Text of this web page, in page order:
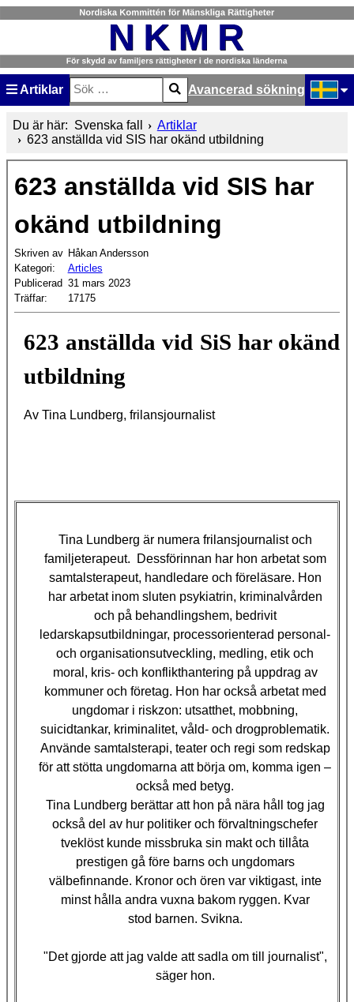
Artiklar
Sök
Type 2 or more characters for results.
Avancerad sökning
Du är här: Svenska fall
Artiklar
623 anställda vid SIS har okänd utbildning
623 anställda vid SIS har
okänd utbildning
Skriven av Håkan Andersson
Kategori:
Articles
Publicerad 31 mars 2023
Träffar:
17175
623 anställda vid SiS har okänd
utbildning
Av Tina Lundberg, frilansjournalist
Tina Lundberg är numera frilansjournalist och
familjeterapeut.
Dessförinnan har hon arbetat som
samtalsterapeut, handledare och föreläsare. Hon
har arbetat inom sluten psykiatrin, kriminalvården
och på behandlingshem, bedrivit
ledarskapsutbildningar, processorienterad personal-
och organisationsutveckling, medling, etik och
moral, kris- och konflikthantering på uppdrag av
kommuner och företag. Hon har också arbetat med
ungdomar i riskzon: utsatthet, mobbning,
suicidtankar, kriminalitet, våld- och drogproblematik.
Använde samtalsterapi, teater och regi som redskap
för att stötta ungdomarna att börja om, komma igen –
också med betyg.
Tina Lundberg berättar att hon på nära håll tog jag
också del av hur politiker och förvaltningschefer
tveklöst kunde missbruka sin makt och tillåta
prestigen gå före barns och ungdomars
välbefinnande. Kronor och ören var viktigast, inte
minst hålla andra vuxna bakom ryggen. Kvar
stod barnen. Svikna.
"Det gjorde att jag valde att sadla om till journalist",
säger hon.